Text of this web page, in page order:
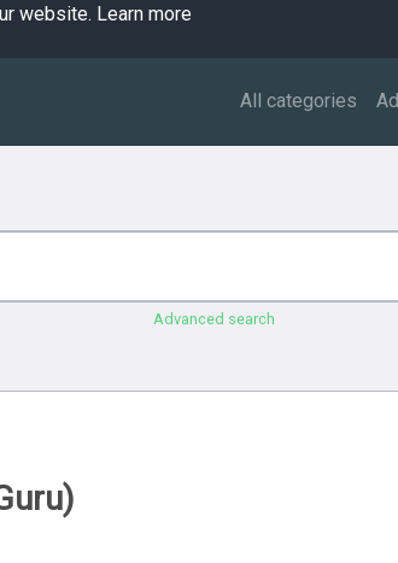
website. Learn more
All categories
Advanced search